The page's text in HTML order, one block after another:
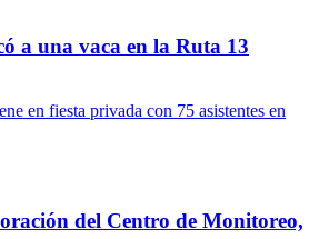
a una vaca en la Ruta 13
del Centro de Monitoreo,